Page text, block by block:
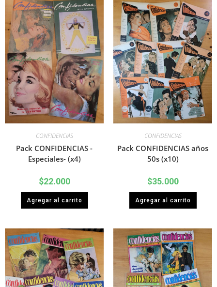
CONFIDENCIAS
Pack CONFIDENCIAS -
Especiales- (x4)
$22.000
Agregar al carrito
CONFIDENCIAS
Pack CONFIDENCIAS años
50s (x10)
$35.000
Agregar al carrito